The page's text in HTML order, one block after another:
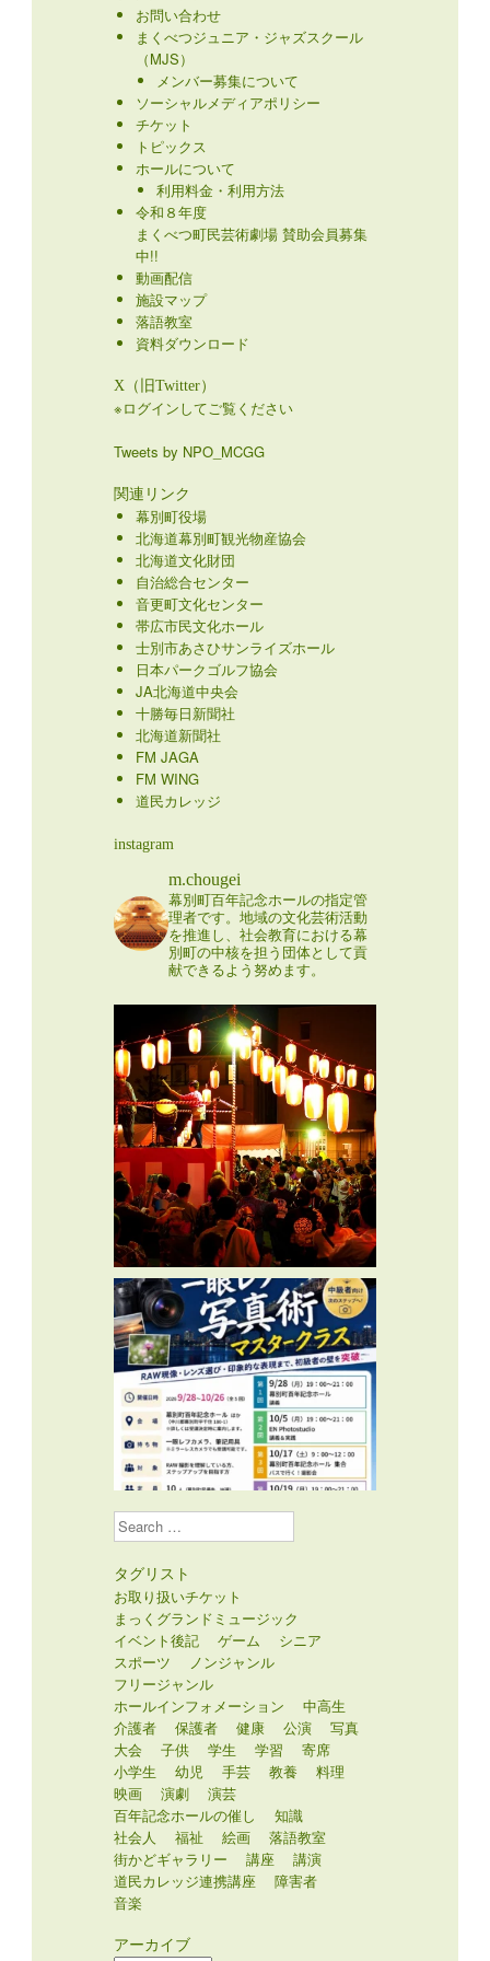
お問い合わせ
まくべつジュニア・ジャズスクール
（MJS）
メンバー募集について
ソーシャルメディアポリシー
チケット
トピックス
ホールについて
利用料金・利用方法
令和８年度
まくべつ町民芸術劇場 賛助会員募集
中!!
動画配信
施設マップ
落語教室
資料ダウンロード
X（旧Twitter）
※ログインしてご覧ください
Tweets by NPO_MCGG
関連リンク
幕別町役場
北海道幕別町観光物産協会
北海道文化財団
自治総合センター
音更町文化センター
帯広市民文化ホール
士別市あさひサンライズホール
日本パークゴルフ協会
JA北海道中央会
十勝毎日新聞社
北海道新聞社
FM JAGA
FM WING
道民カレッジ
instagram
m.chougei
幕別町百年記念ホールの指定管
理者です。地域の文化芸術活動
を推進し、社会教育における幕
別町の中核を担う団体として貢
献できるよう努めます。
Search
タグリスト
お取り扱いチケット
まっくグランドミュージック
イベント後記
ゲーム
シニア
スポーツ
ノンジャンル
フリージャンル
ホールインフォメーション
中高生
介護者
保護者 健康 公演
写真
大会
子供 学生 学習
寄席
小学生
幼児 手芸 教養
料理
映画
演劇
演芸
百年記念ホールの催し
知識
社会人
福祉 絵画
落語教室
街かどギャラリー
講座
講演
道民カレッジ連携講座
障害者
音楽
アーカイブ